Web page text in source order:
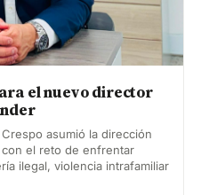
el nuevo director
asumió la dirección
con el reto de enfrentar
ilegal, violencia intrafamiliar